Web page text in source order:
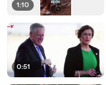
1:10
0:51